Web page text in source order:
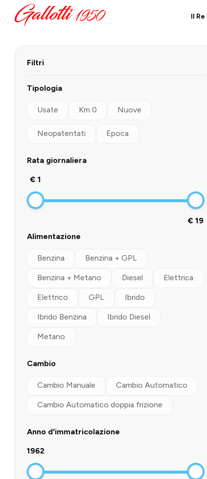
Il
Filtri
Tipologia
Usate Km 0 Nuove
Neopatentati Epoca
Rata giornaliera
€ 1
€ 19
Alimentazione
Benzina Benzina + GPL
Benzina + Metano Diesel Elettrica
Elettrico GPL Ibrido
Ibrido Benzina Ibrido Diesel
Metano
Cambio
Cambio Manuale Cambio Automatico
Cambio Automatico doppia frizione
Anno d'immatricolazione
1962